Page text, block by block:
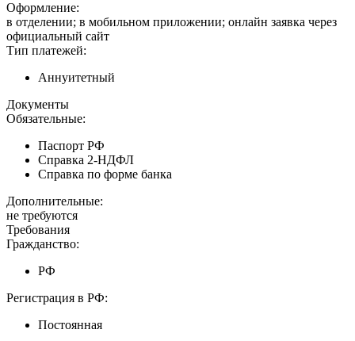
Оформление:
в отделении; в мобильном приложении; онлайн заявка через
официальный сайт
Тип платежей:
Аннуитетный
Документы
Обязательные:
Паспорт РФ
Справка 2-НДФЛ
Справка по форме банка
Дополнительные:
не требуются
Требования
Гражданство:
РФ
Регистрация в РФ:
Постоянная